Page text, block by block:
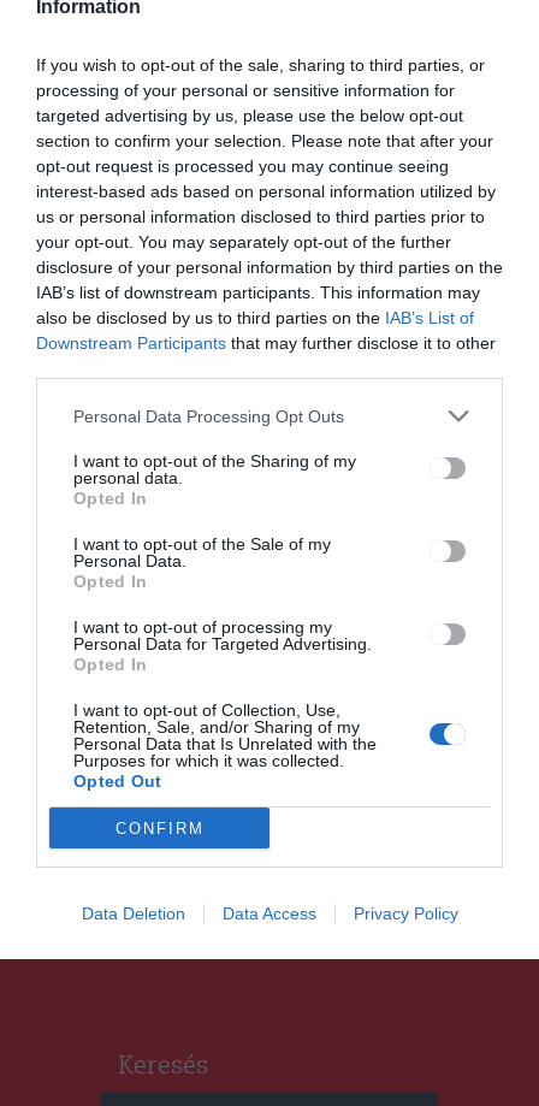
Information
If you wish to opt-out of the sale, sharing to third parties, or
processing of your personal or sensitive information for
targeted advertising by us, please use the below opt-out
section to confirm your selection. Please note that after your
opt-out request is processed you may continue seeing
interest-based ads based on personal information utilized by
us or personal information disclosed to third parties prior to
your opt-out. You may separately opt-out of the further
disclosure of your personal information by third parties on the
IAB’s list of downstream participants. This information may
also be disclosed by us to third parties on the IAB’s List of
Downstream Participants that may further disclose it to other
Personal Data Processing Opt Outs
I want to opt-out of the Sharing of my
personal data.
Opted In
I want to opt-out of the Sale of my
Personal Data.
Opted In
I want to opt-out of processing my
Personal Data for Targeted Advertising.
Opted In
I want to opt-out of Collection, Use,
Retention, Sale, and/or Sharing of my
Personal Data that Is Unrelated with the
Purposes for which it was collected.
Opted Out
CONFIRM
Data Deletion Data Access Privacy Policy
fogyasztokn
iuk a
számláik
csökkentésé
ről
energiahaté
kony
megoldások
kal – véli az
alelnöke
az
energiaárak
at
Ez is érdekelheti
HÍRLISTA
Raed Arafat nem látja
szolgálat (SMURD) esetleges
integrálását az egészségügyi
HÍRLISTA
Ökosziget
Sepsiszentgyörgyön
Keresés